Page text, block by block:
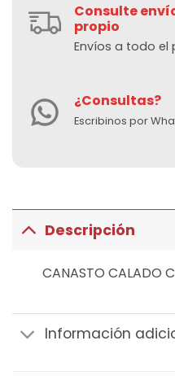
Consulte
propio
Envíos a todo el
¿Consultas?
Escribinos por
Descripción
CANASTO CALADO
Información